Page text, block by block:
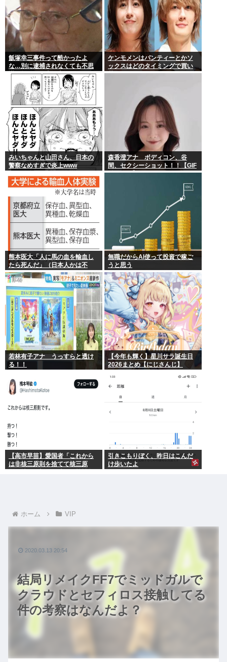
飯塚幸三事件って酷かったよ
な…別に逮捕されなくても不思
議は無いのに上級上級叩かれま
くってさ
ケンモメンはパンティーとかソ
ックスはどのタイミングで買い
替えてるの？
みいちゃんと山田さん、日本の
警察なめすぎで炎上www
森香澄アナ ボディコン、谷
間、セクシーショット！！【GIF
動画あり】
熊本医大「人に馬の血を輸血し
たら死んだ」（日本人かは不
明）
無職だからAI使って投資で稼ご
うと思う
若林有子アナ うっすらと透け
る！！
【今年も輝く】星川サラ誕生日
2026まとめ【にじさんじ】
【高市早苗】愛国者「これから
は非核三原則を捨てて核三原
引きこもりぼく、昨日はこんだ
け歩いたよ
ホーム VIP
結局リメイクFF7でミッドガルで
クラウドとセフィロス接触してる
件の考察はなんだよ？
2020.03.13 20:54